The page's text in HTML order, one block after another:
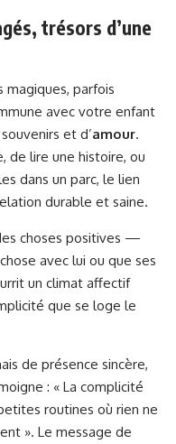
trésors d’une
magiques, parfois
avec votre enfant
et d’amour.
de lire une histoire, ou
dans un parc, le lien
durable et saine.
choses positives —
avec lui ou que ses
un climat affectif
que se loge le
de présence sincère,
: « La complicité
routines où rien ne
». Le message de